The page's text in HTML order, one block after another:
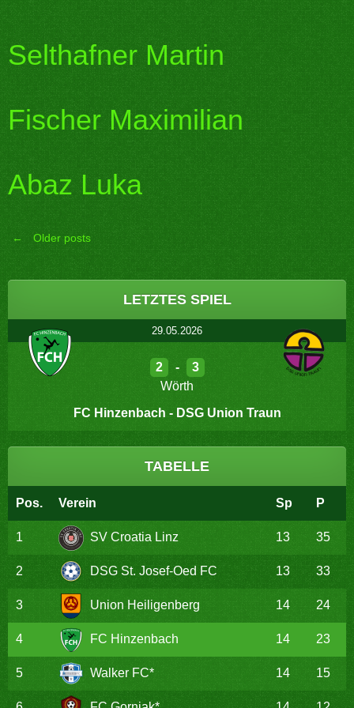
Selthafner Martin
Fischer Maximilian
Abaz Luka
Posts
navigation
← Older posts
LETZTES SPIEL
29.05.2026
2 -
3
Wörth
FC Hinzenbach - DSG Union Traun
TABELLE
Pos. Verein Sp P
1 SV Croatia Linz 13 35
2 DSG St. Josef-Oed FC 13 33
3 Union Heiligenberg 14 24
4 FC Hinzenbach 14 23
5 Walker FC* 14 15